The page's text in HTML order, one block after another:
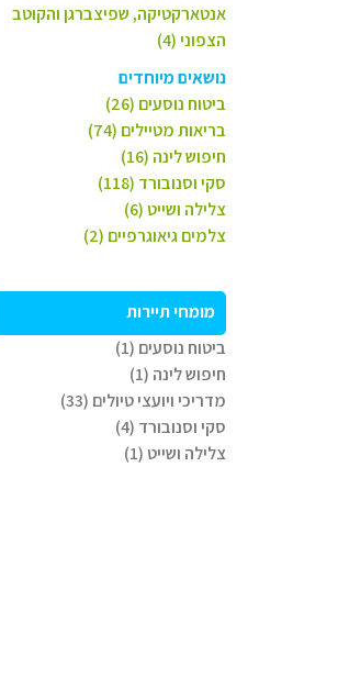
אנטארקטיקה, שפיצברגן והקוטב
הצפוני (4)
נושאים מיוחדים
ביטוח נוסעים (26)
בריאות מטיילים (74)
חיפוש לינה (16)
סקי וסנובורד (118)
צלילה ושייט (6)
צלמים גיאוגרפיים (2)
מומחי תיירות
ביטוח נוסעים (1)
חיפוש לינה (1)
מדריכי ויועצי טיולים (33)
סקי וסנובורד (4)
צלילה ושייט (1)